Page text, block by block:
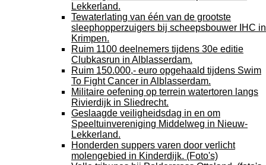
Lekkerland.
Tewaterlating van één van de grootste
sleephopperzuigers bij scheepsbouwer IHC in
Krimpen.
Ruim 1100 deelnemers tijdens 30e editie
Clubkasrun in Alblasserdam.
Ruim 150.000,- euro opgehaald tijdens Swim
To Fight Cancer in Alblasserdam.
Militaire oefening op terrein watertoren langs
Rivierdijk in Sliedrecht.
Geslaagde veiligheidsdag in en om
Speeltuinvereniging Middelweg in Nieuw-
Lekkerland.
Honderden suppers varen door verlicht
molengebied in Kinderdijk. (Foto's)